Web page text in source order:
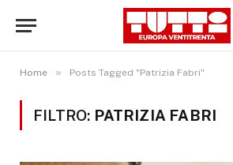
Home » Posts Tagged "Patrizia Fabri"
FILTRO: PATRIZIA FABRI